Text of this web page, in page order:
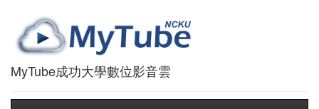
MyTube成功大學數位影音雲